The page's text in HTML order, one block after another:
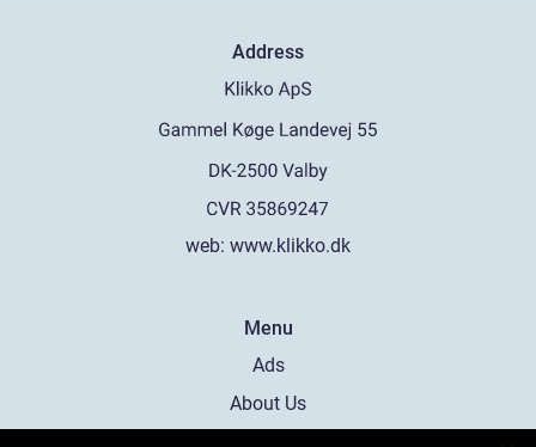
Address
web: www.klikko.dk
Menu
Ads
About Us